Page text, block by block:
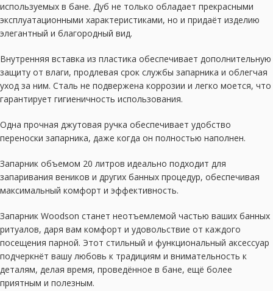
используемых в бане. Дуб не только обладает прекрасными
эксплуатационными характеристиками, но и придаёт изделию
элегантный и благородный вид.
Внутренняя вставка из пластика обеспечивает дополнительную
защиту от влаги, продлевая срок службы запарника и облегчая
уход за ним. Сталь не подвержена коррозии и легко моется, что
гарантирует гигиеничность использования.
Одна прочная джутовая ручка обеспечивает удобство
переноски запарника, даже когда он полностью наполнен.
Запарник объемом 20 литров идеально подходит для
запаривания веников и других банных процедур, обеспечивая
максимальный комфорт и эффективность.
Запарник Woodson станет неотъемлемой частью ваших банных
ритуалов, даря вам комфорт и удовольствие от каждого
посещения парной. Этот стильный и функциональный аксессуар
подчеркнёт вашу любовь к традициям и внимательность к
деталям, делая время, проведённое в бане, ещё более
приятным и полезным.